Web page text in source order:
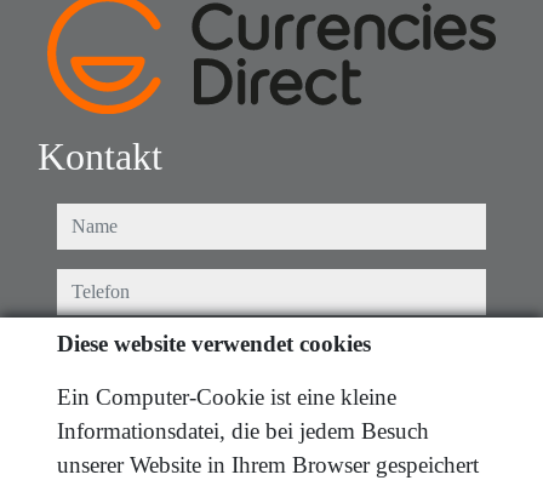
Kontakt
name
telefon
e-mail
Ich haben die bedingungen gelesen und akzeptiere
diese.datenschutz
Diese website verwendet cookies
Ein Computer-Cookie ist eine kleine
Informationsdatei, die bei jedem Besuch
unserer Website in Ihrem Browser gespeichert